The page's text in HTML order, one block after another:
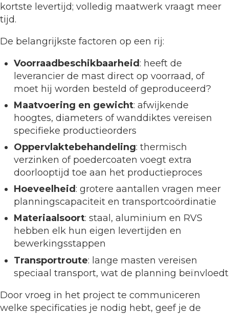
kortste levertijd; volledig maatwerk vraagt meer
tijd.
De belangrijkste factoren op een rij:
Voorraadbeschikbaarheid: heeft de
leverancier de mast direct op voorraad, of
moet hij worden besteld of geproduceerd?
Maatvoering en gewicht: afwijkende
hoogtes, diameters of wanddiktes vereisen
specifieke productieorders
Oppervlaktebehandeling: thermisch
verzinken of poedercoaten voegt extra
doorlooptijd toe aan het productieproces
Hoeveelheid : grotere aantallen vragen meer
planningscapaciteit en transportcoördinatie
Materiaalsoort: staal, aluminium en RVS
hebben elk hun eigen levertijden en
bewerkingsstappen
Transportroute: lange masten vereisen
speciaal transport, wat de planning beïnvloedt
Door vroeg in het project te communiceren
welke specificaties je nodig hebt, geef je de